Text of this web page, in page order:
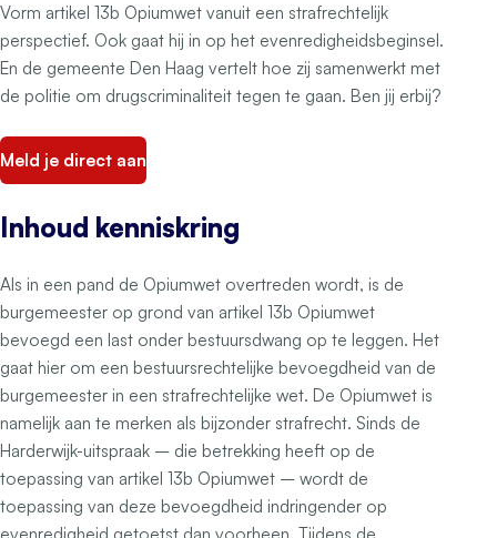
Vorm artikel 13b Opiumwet vanuit een strafrechtelijk
perspectief. Ook gaat hij in op het evenredigheidsbeginsel.
En de gemeente Den Haag vertelt hoe zij samenwerkt met
de politie om drugscriminaliteit tegen te gaan. Ben jij erbij?
Meld je direct aan
Inhoud kenniskring
Als in een pand de Opiumwet overtreden wordt, is de
burgemeester op grond van artikel 13b Opiumwet
bevoegd een last onder bestuursdwang op te leggen. Het
gaat hier om een bestuursrechtelijke bevoegdheid van de
burgemeester in een strafrechtelijke wet. De Opiumwet is
namelijk aan te merken als bijzonder strafrecht. Sinds de
Harderwijk-uitspraak – die betrekking heeft op de
toepassing van artikel 13b Opiumwet – wordt de
toepassing van deze bevoegdheid indringender op
evenredigheid getoetst dan voorheen. Tijdens de